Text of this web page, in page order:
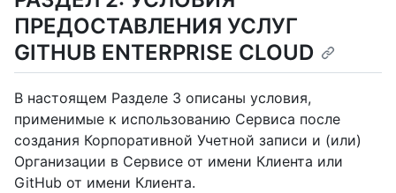
ПРЕДОСТАВЛЕНИЯ УСЛУГ
GITHUB ENTERPRISE CLOUD
В настоящем Разделе 3 описаны условия,
применимые к использованию Сервиса после
создания Корпоративной Учетной записи и (или)
Организации в Сервисе от имени Клиента или
GitHub от имени Клиента.